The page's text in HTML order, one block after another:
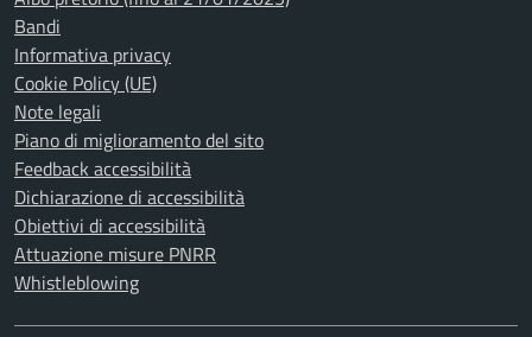
Bandi
Informativa privacy
Cookie Policy (UE)
Note legali
Piano di miglioramento del sito
Feedback accessibilità
Dichiarazione di accessibilità
Obiettivi di accessibilità
Attuazione misure PNRR
Whistleblowing